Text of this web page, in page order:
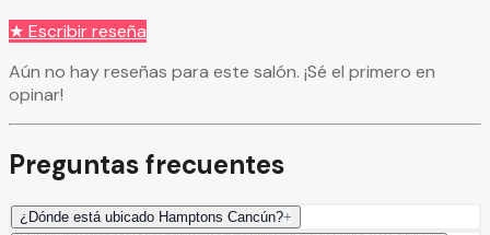
★ Escribir reseña
Aún no hay reseñas para este salón. ¡Sé el primero en
opinar!
Preguntas frecuentes
¿Dónde está ubicado Hamptons Cancún?+